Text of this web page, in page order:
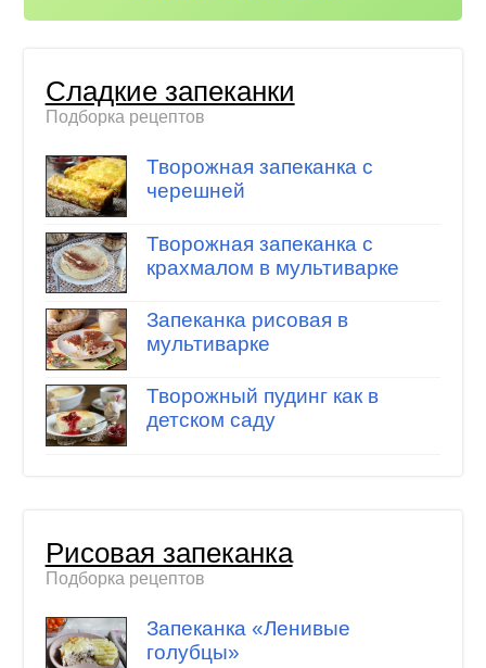
Сладкие запеканки
Подборка рецептов
Творожная запеканка с
черешней
Творожная запеканка с
крахмалом в мультиварке
Запеканка рисовая в
мультиварке
Творожный пудинг как в
детском саду
Рисовая запеканка
Подборка рецептов
Запеканка «Ленивые
голубцы»